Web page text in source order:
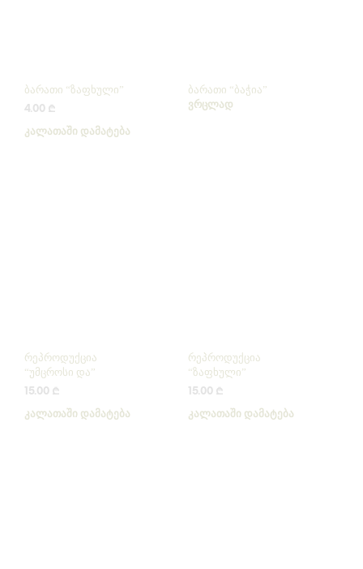
ბარათი “ზაფხული”
4.00 ₾
ᲙᲐᲚᲐᲗᲐᲨᲘ ᲓᲐᲛᲐᲢᲔᲑᲐ
ბარათი “ბაჭია”
ᲕᲠᲪᲚᲐᲓ
რეპროდუქცია
“უმცროსი და”
15.00 ₾
ᲙᲐᲚᲐᲗᲐᲨᲘ ᲓᲐᲛᲐᲢᲔᲑᲐ
რეპროდუქცია
“ზაფხული”
15.00 ₾
ᲙᲐᲚᲐᲗᲐᲨᲘ ᲓᲐᲛᲐᲢᲔᲑᲐ